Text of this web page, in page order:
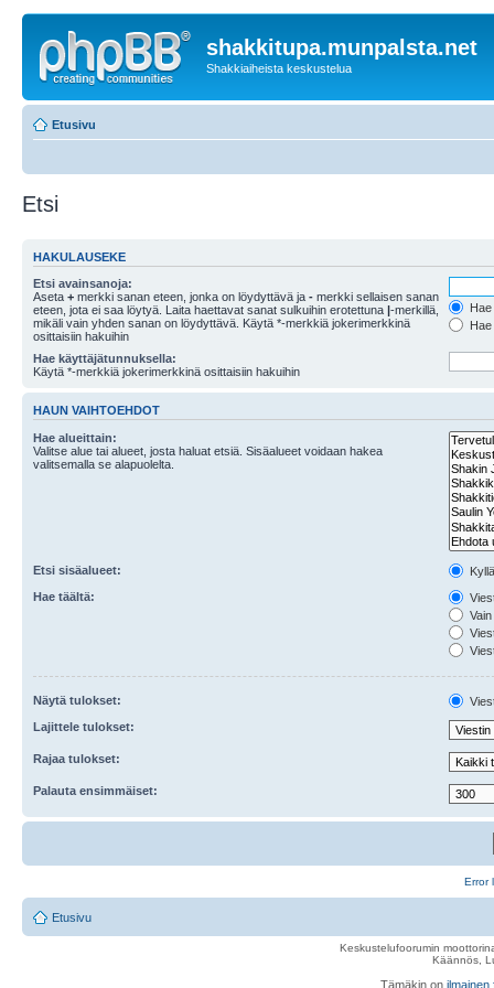
shakkitupa.munpalsta.net
Shakkiaiheista keskustelua
Etusivu
Etsi
HAKULAUSEKE
Etsi avainsanoja:
Aseta + merkki sanan eteen, jonka on löydyttävä ja - merkki sellaisen sanan
eteen, jota ei saa löytyä. Laita haettavat sanat sulkuihin erotettuna |-merkillä,
mikäli vain yhden sanan on löydyttävä. Käytä *-merkkiä jokerimerkkinä
osittaisiin hakuihin
Hae käyttäjätunnuksella:
Käytä *-merkkiä jokerimerkkinä osittaisiin hakuihin
HAUN VAIHTOEHDOT
Hae alueittain:
Valitse alue tai alueet, josta haluat etsiä. Sisäalueet voidaan hakea
valitsemalla se alapuolelta.
Etsi sisäalueet:
Hae täältä:
Näytä tulokset:
Lajittele tulokset:
Rajaa tulokset:
Palauta ensimmäiset:
Error
Etusivu
Keskustelufoorumin
Käännös,
Tämäkin on ilmainen